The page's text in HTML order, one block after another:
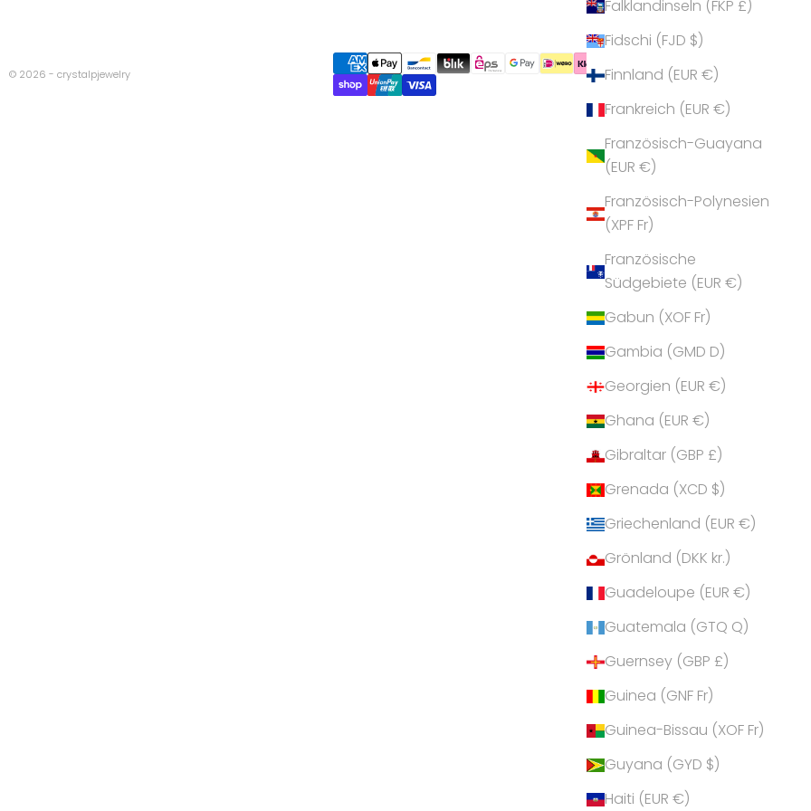
Falklandinseln (FKP £)
Fidschi (FJD $)
Finnland (EUR €)
Frankreich (EUR €)
Französisch-Guayana
(EUR €)
Französisch-Polynesien
(XPF Fr)
Französische
Südgebiete (EUR €)
Gabun (XOF Fr)
Gambia (GMD D)
Georgien (EUR €)
Ghana (EUR €)
Gibraltar (GBP £)
Grenada (XCD $)
Griechenland (EUR €)
Grönland (DKK kr.)
Guadeloupe (EUR €)
Guatemala (GTQ Q)
Guernsey (GBP £)
Guinea (GNF Fr)
Guinea-Bissau (XOF Fr)
Guyana (GYD $)
Haiti (EUR €)
© 2026 - crystalpjewelry